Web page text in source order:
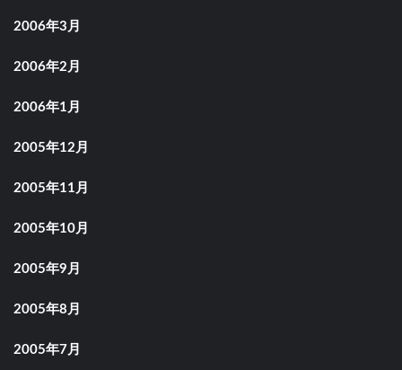
2006年3月
2006年2月
2006年1月
2005年12月
2005年11月
2005年10月
2005年9月
2005年8月
2005年7月